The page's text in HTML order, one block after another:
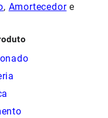
, Amortecedore